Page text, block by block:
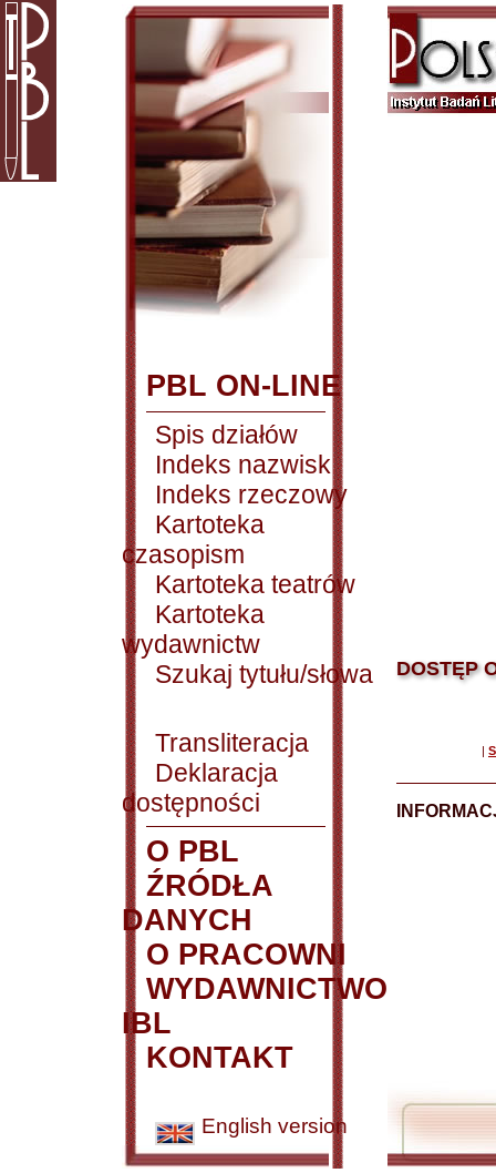
PBL ON-LINE
Spis działów
Indeks nazwisk
Indeks rzeczowy
Kartoteka
czasopism
Kartoteka teatrów
Kartoteka
wydawnictw
Szukaj tytułu/słowa
Transliteracja
Deklaracja
dostępności
O PBL
ŹRÓDŁA
DANYCH
O PRACOWNI
WYDAWNICTWO
IBL
KONTAKT
English version
DOSTĘP
|